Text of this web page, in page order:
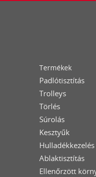
Termékek
Padlótisztítás
Trolleys
Törlés
Súrolás
Kesztyűk
Hulladékkezelés
Ablaktisztítás
Ellenőrzött